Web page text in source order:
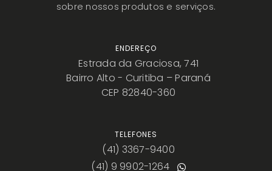
sobre nossos produtos e serviços.
ENDEREÇO
Estrada da Graciosa, 741
Bairro Alto - Curitiba – Paraná
CEP 82840-360
TELEFONES
(41) 3367-9400
(41) 9 9902-1264